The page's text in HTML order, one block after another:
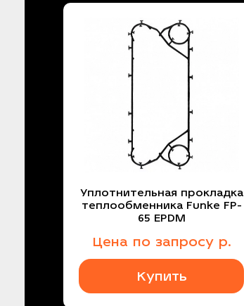
Уплотнительная прокладка
теплообменника Funke FP-
65 EPDM
Цена по запросур.
Купить